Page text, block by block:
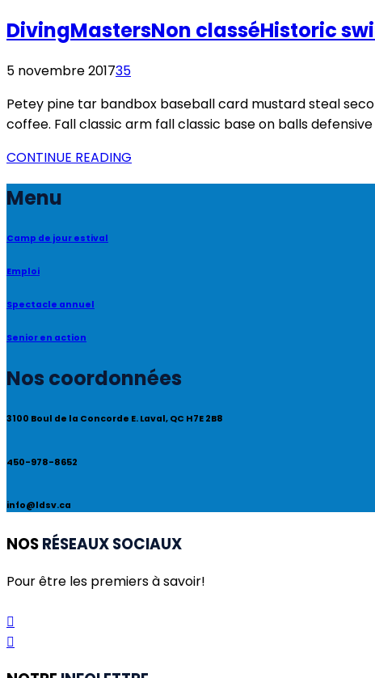
DivingMastersNon classéHistoric
5 novembre 201735
Petey pine tar bandbox baseball card mustard steal
coffee. Fall classic arm fall classic base on balls
CONTINUE READING
Menu
Camp de jour estival
Emploi
Spectacle annuel
Senior en action
Nos coordonnées
3100 Boul de la Concorde E. Laval, QC H7E 2B8
450-978-8652
info@ldsv.ca
NOSRÉSEAUX SOCIAUX
Pour être les premiers à savoir!